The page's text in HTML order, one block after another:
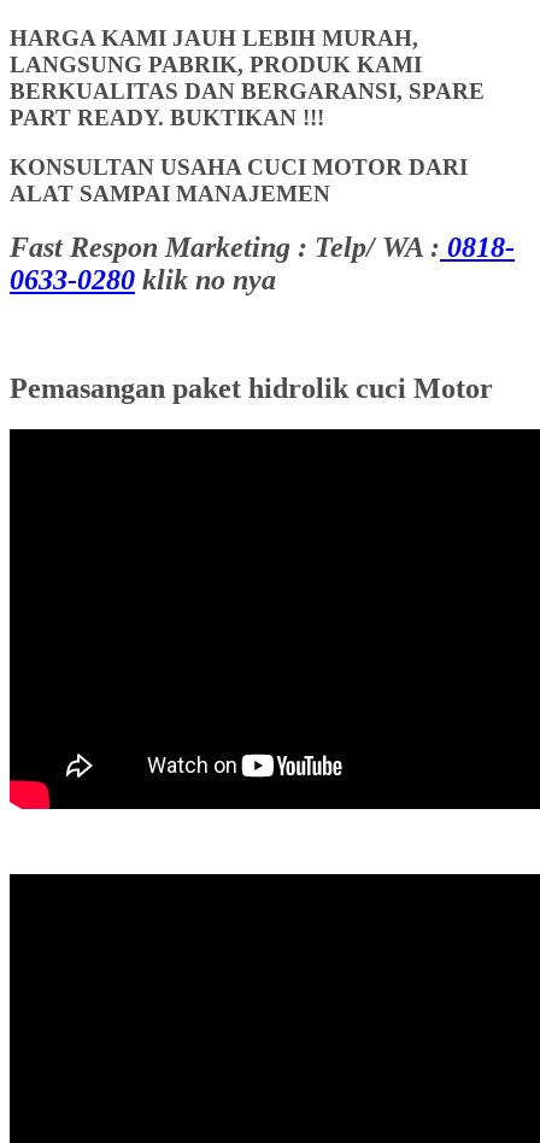
HARGA KAMI JAUH LEBIH MURAH,
LANGSUNG PABRIK, PRODUK KAMI
BERKUALITAS DAN BERGARANSI, SPARE
PART READY. BUKTIKAN !!!
KONSULTAN USAHA CUCI MOTOR DARI
ALAT SAMPAI MANAJEMEN
Fast Respon Marketing : Telp/ WA : 0818-
0633-0280 klik no nya
Pemasangan paket hidrolik cuci Motor